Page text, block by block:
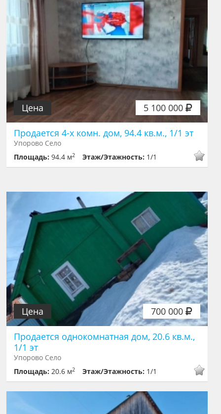
5 100 000
Цена
Продается 4-х комн. дом, 94.4 кв.м., 1/1 эт
Упорово Село
Площадь:94.4 м2 Этаж/Этажность: 1/1
700 000
Цена
Продается однокомнатная дом, 20.6 кв.м.,
1/1 эт
Упорово Село
Площадь:20.6 м2 Этаж/Этажность: 1/1